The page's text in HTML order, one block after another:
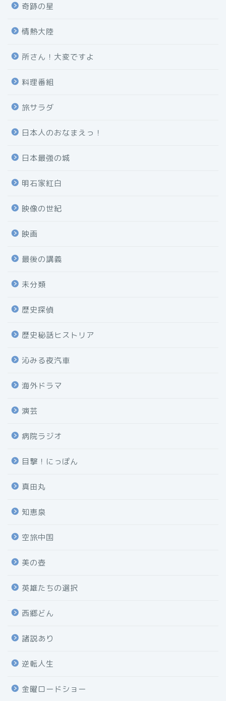
奇跡の星
情熱大陸
所さん！大変ですよ
料理番組
旅サラダ
日本人のおなまえっ！
日本最強の城
明石家紅白
映像の世紀
映画
最後の講義
未分類
歴史探偵
歴史秘話ヒストリア
沁みる夜汽車
海外ドラマ
演芸
病院ラジオ
目撃！にっぽん
真田丸
知恵泉
空旅中国
美の壺
英雄たちの選択
西郷どん
諸説あり
逆転人生
金曜ロードショー